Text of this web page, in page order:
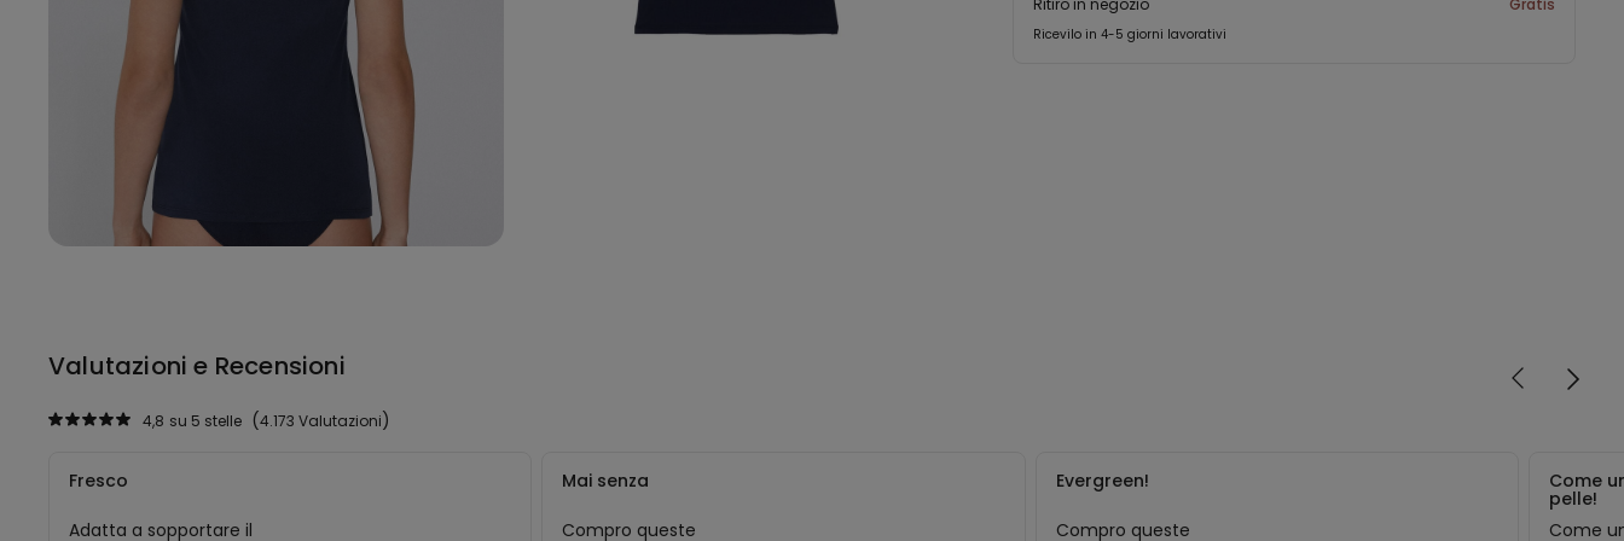
Ricevilo in 4-5 giorni lavorativi
Valutazioni e Recensioni
4.173 Valutazioni
4,8 su 5 stelle
Fresco
Adatta a sopportare il
Mai senza
Compro queste
Evergreen!
Compro queste
Come
pelle!
Come